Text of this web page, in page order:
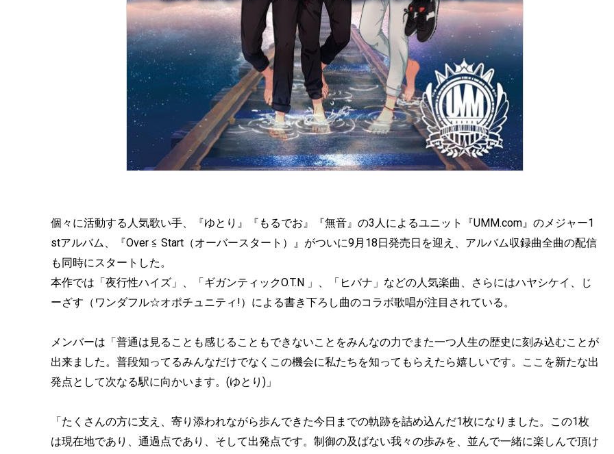
個々に活動する人気歌い手、『ゆとり』『もるでお』『無音』の3人によるユニット『UMM.com』のメジャー1
stアルバム、『Over ≦ Start（オーバースタート）』がついに9月18日発売日を迎え、アルバム収録曲全曲の配信
も同時にスタートした。
本作では「夜行性ハイズ」、「ギガンティックO.T.N 」、「ヒバナ」などの人気楽曲、さらにはハヤシケイ、じ
ーざす（ワンダフル☆オポチュニティ!）による書き下ろし曲のコラボ歌唱が注目されている。
メンバーは「普通は見ることも感じることもできないことをみんなの力でまた一つ人生の歴史に刻み込むことが
出来ました。普段知ってるみんなだけでなくこの機会に私たちを知ってもらえたら嬉しいです。ここを新たな出
発点として次なる駅に向かいます。(ゆとり)」
「たくさんの方に支え、寄り添われながら歩んできた今日までの軌跡を詰め込んだ1枚になりました。この1枚
は現在地であり、通過点であり、そして出発点です。制御の及ばない我々の歩みを、並んで一緒に楽しんで頂け